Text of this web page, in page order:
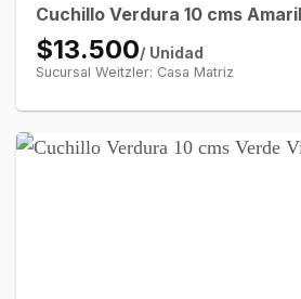
Cuchillo Verdura 10 cms
$13.500/ Unidad
Sucursal Weitzler: Casa Matriz